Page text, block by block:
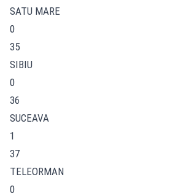
SATU MARE
0
35
SIBIU
0
36
SUCEAVA
1
37
TELEORMAN
0